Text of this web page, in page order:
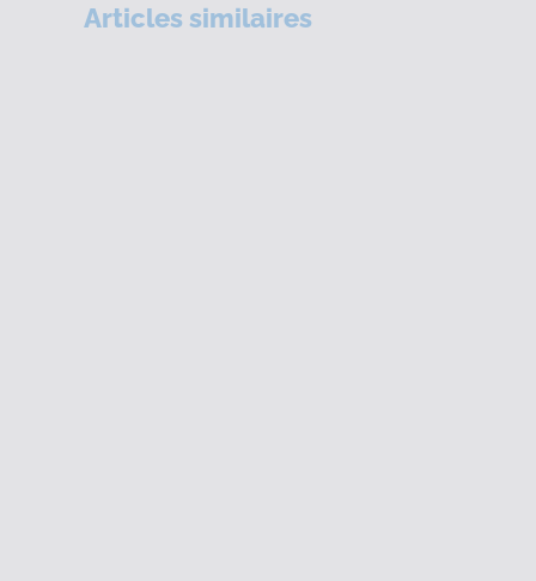
Articles similaires